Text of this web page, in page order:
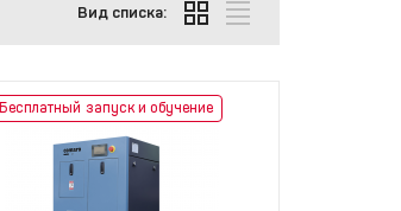
Вид списка:
Бесплатный запуск и обучение